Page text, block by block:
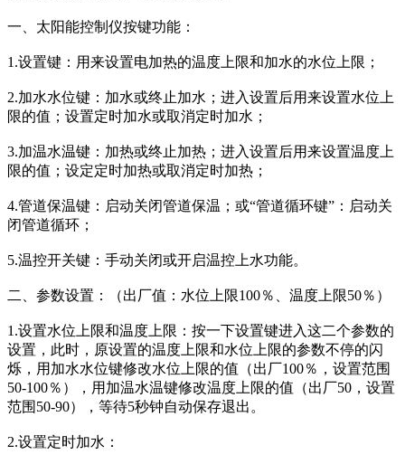
一、太阳能控制仪按键功能：
1.设置键：用来设置电加热的温度上限和加水的水位上限；
2.加水水位键：加水或终止加水；进入设置后用来设置水位上
限的值；设置定时加水或取消定时加水；
3.加温水温键：加热或终止加热；进入设置后用来设置温度上
限的值；设定定时加热或取消定时加热；
4.管道保温键：启动关闭管道保温；或“管道循环键”：启动关
闭管道循环；
5.温控开关键：手动关闭或开启温控上水功能。
二、参数设置：（出厂值：水位上限100％、温度上限50％）
1.设置水位上限和温度上限：按一下设置键进入这二个参数的
设置，此时，原设置的温度上限和水位上限的参数不停的闪
烁，用加水水位键修改水位上限的值（出厂100％，设置范围
50-100％），用加温水温键修改温度上限的值（出厂50，设置
范围50-90），等待5秒钟自动保存退出。
2.设置定时加水：